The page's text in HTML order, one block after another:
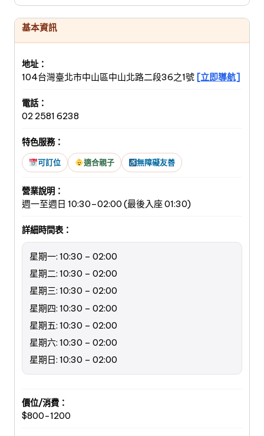
基本資訊
地址：
104台灣臺北市中山區中山北路二段36之1號 [立即導航]
電話：
02 2581 6238
特色服務：
可訂位 適合親子 無障礙友善
營業說明：
週一至週日 10:30–02:00 (最後入座 01:30)
詳細時間表：
星期一: 10:30 – 02:00
星期二: 10:30 – 02:00
星期三: 10:30 – 02:00
星期四: 10:30 – 02:00
星期五: 10:30 – 02:00
星期六: 10:30 – 02:00
星期日: 10:30 – 02:00
價位/消費：
$800-1200